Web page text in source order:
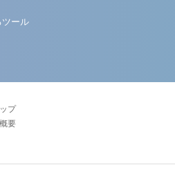
ツール
プ
要